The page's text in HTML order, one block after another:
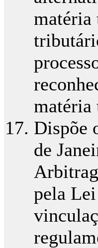
matéria
matéria
Dispõe
de
pela